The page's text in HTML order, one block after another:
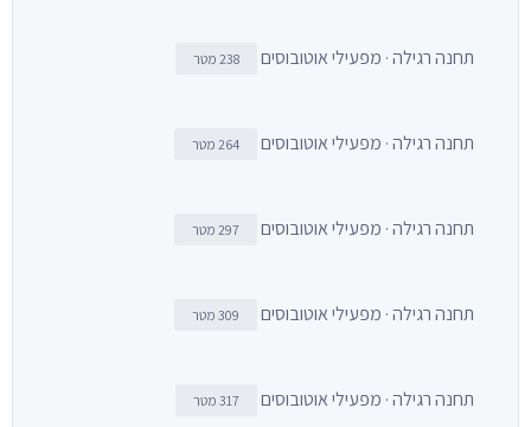
תחנה רגילה · מפעילי אוטובוסים 238 מטר
תחנה רגילה · מפעילי אוטובוסים 264 מטר
תחנה רגילה · מפעילי אוטובוסים 297 מטר
תחנה רגילה · מפעילי אוטובוסים 309 מטר
תחנה רגילה · מפעילי אוטובוסים 317 מטר